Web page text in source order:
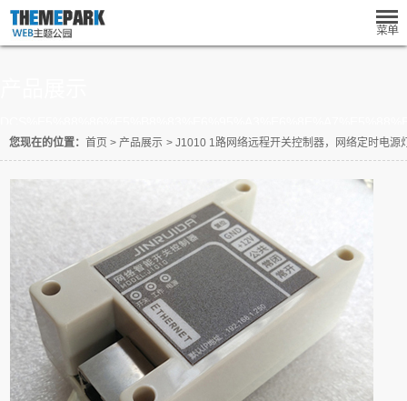
您现在的位置： 首页 > 产品展示 > J1010 1路网络远程开关控制器，网络定时电源